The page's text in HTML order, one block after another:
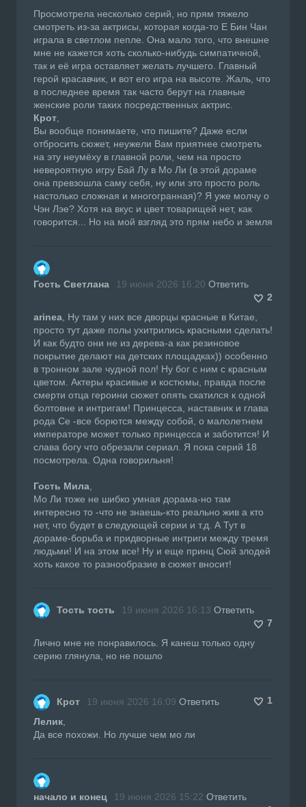
Просмотрела несколько серий, но прям тяжело
смотреть из-за актрисы, которая когда-то Е Бин Чан
играла в светлом пепле. Она мало того, что внешне
мне не кажется хоть сколько-нибудь симпатичной,
так и её игра оставляет желать лучшего. Главный
герой красавчик, и вот его игра на высоте. Жаль, что
в последнее время так часто берут на главные
женские роли таких посредственных актрис.
Крот
Вы вообще понимаете, что пишите? Даже если
отбросить сюжет, неужели Вам приятнее смотреть
на эту неумёху в главной роли, чем на просто
невероятную игру Бай Лу в Мо Ли (в этой дораме
она превзошла саму себя, ну или это просто роль
настолько сложная и многогранная)? Я уже молчу о
Чэн Лэе? Хотя на вкус и цвет товарищей нет, как
говорится... Но на мой взгляд это прям небо и земля
Гость Светлана 19 июня 2026 16:20 Ответить
2
arinea , Ну там у них все дворцы красные в Китае,
просто тут даже полы ухитрились красными сделать!
И как будто они не из дерева-а как резиновое
покрытие делают на детских площадках)) особенно
в тронном зале чудной пол! Ну бог с ним с красным
цветом. Актеры красивые и костюмы, правда после
смерти отца героини сюжет опять скатился к одной
болтовне и интригам! Принцесса, наставник и глава
рода Се -все борются между собой, о малолетнем
императоре может только принцесса и заботится! И
слава богу что обрезали сериал. Я пока серий 18
посмотрела. Одна говорильня!
Гость Мила
Мо Ли тоже не шибко умная дорама-но там
интересно то -что не знаешь-кто реально жив а кто
нет, что будет в следующей серии и т.д. А Тут в
дораме-борьба и придворные интриги между тремя
людьми! И на этом все! Ну и еще принц Сюй злодей
хоть какое то разнообразие в сюжет вносит!
Тость тость 19 июня 2026 16:13 Ответить
7
Лично мне не понравилось. Я канеш только одну
серию глянула, но не пошло
Крот 19 июня 2026 16:09 Ответить
1
Лелик
Да все похожи. Но лучше чем мо ли
начало и конец 19 июня 2026 15:22 Ответить